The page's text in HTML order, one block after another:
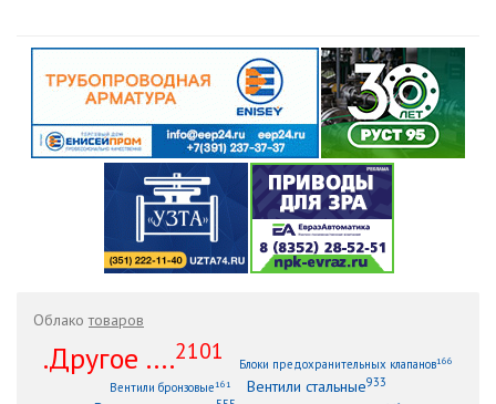
Облакотоваров
.Другое ....2101
Блоки предохранительных клапанов166
Вентили бронзовые161 Вентили стальные933